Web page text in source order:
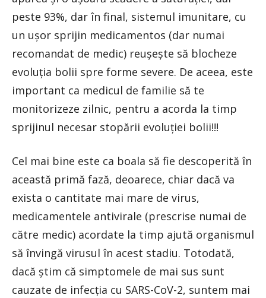
peste 93%, dar în final, sistemul imunitare, cu
un ușor sprijin medicamentos (dar numai
recomandat de medic) reușește să blocheze
evoluția bolii spre forme severe. De aceea, este
important ca medicul de familie să te
monitorizeze zilnic, pentru a acorda la timp
sprijinul necesar stopării evoluției bolii!!!
Cel mai bine este ca boala să fie descoperită în
această primă fază, deoarece, chiar dacă va
exista o cantitate mai mare de virus,
medicamentele antivirale (prescrise numai de
către medic) acordate la timp ajută organismul
să învingă virusul în acest stadiu. Totodată,
dacă știm că simptomele de mai sus sunt
cauzate de infecția cu SARS-CoV-2, suntem mai